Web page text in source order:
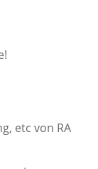
etc von RA